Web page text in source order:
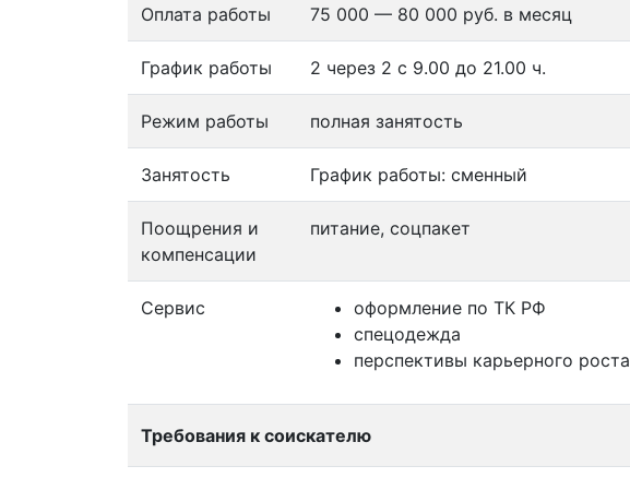
Оплата работы 75 000 — 80 000 руб. в месяц
График работы 2 через 2 с 9.00 до 21.00 ч.
Режим работы полная занятость
Занятость График работы: сменный
Поощрения и
компенсации
питание, соцпакет
Сервис
оформление по ТК РФ
спецодежда
перспективы карьерного роста
Требования к соискателю